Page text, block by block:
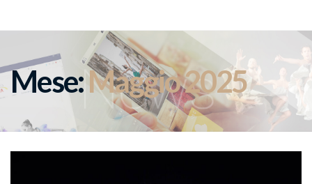
Mese:Maggio 2025